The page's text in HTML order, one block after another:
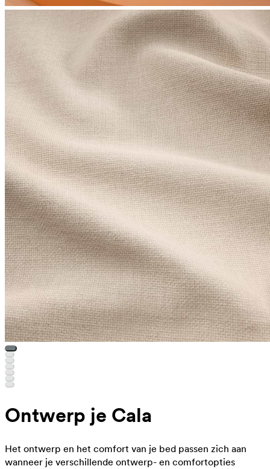
Ontwerp je Cala
Het ontwerp en het comfort van je bed passen zich aan
wanneer je verschillende ontwerp- en comfortopties